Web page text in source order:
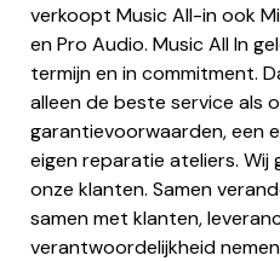
verkoopt Music All-in ook
en Pro Audio. Music All In
termijn en in commitment.
alleen de beste service als
garantievoorwaarden, een
eigen reparatie ateliers.
onze klanten. Samen
samen met klanten,
verantwoordelijkheid